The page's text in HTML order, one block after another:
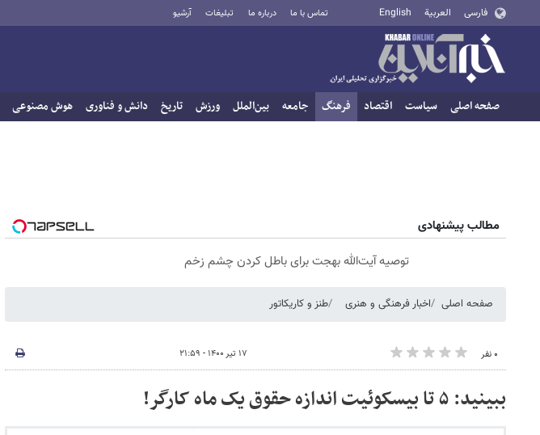
فارسی العربية English تماس با ما درباره ما تبلیغات آرشیو
صفحه اصلی سیاست اقتصاد فرهنگ جامعه بین‌الملل ورزش تاریخ دانش و فناوری هوش مصنوعی
مطالب پیشنهادی
توصیه آیت‌الله بهجت برای باطل کردن چشم زخم
صفحه اصلی اخبار فرهنگی و هنری طنز و کاریکاتور
۰ نفر ۱۷ تیر ۱۴۰۰ - ۲۱:۵۹
ببینید: ۵ تا بیسکوئیت اندازه حقوق یک ماه کارگر!